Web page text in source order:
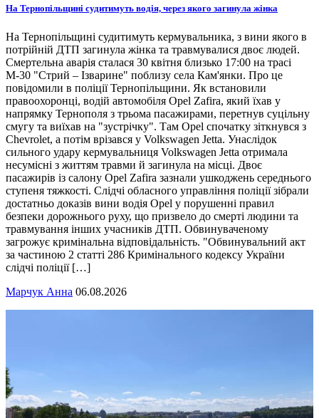
На Тернопільщині судитимуть водія, через якого загинула жінка
На Тернопільщині судитимуть кермувальника, з вини якого в
потрійній ДТП загинула жінка та травмувалися двоє людей.
Смертельна аварія сталася 30 квітня близько 17:00 на трасі
М-30 "Стрий – Ізварине" поблизу села Кам'янки. Про це
повідомили в поліції Тернопільщини. Як встановили
правоохоронці, водій автомобіля Opel Zafira, який їхав у
напрямку Тернополя з трьома пасажирами, перетнув суцільну
смугу та виїхав на "зустрічку". Там Opel спочатку зіткнувся з
Chevrolet, а потім врізався у Volkswagen Jetta. Унаслідок
сильного удару кермувальниця Volkswagen Jetta отримала
несумісні з життям травми й загинула на місці. Двоє
пасажирів із салону Opel Zafira зазнали ушкоджень середнього
ступеня тяжкості. Слідчі обласного управління поліції зібрали
достатньо доказів вини водія Opel у порушенні правил
безпеки дорожнього руху, що призвело до смерті людини та
травмування інших учасників ДТП. Обвинуваченому
загрожує кримінальна відповідальність. "Обвинувальний акт
за частиною 2 статті 286 Кримінального кодексу України
слідчі поліції […]
Марчук Анна 06.08.2026